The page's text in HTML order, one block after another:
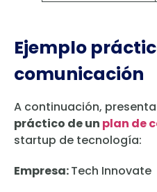
Ejemplo
comunicación
A continuación,
práctico de un plan de
startup de tecnología:
Empresa:Tech Innovate